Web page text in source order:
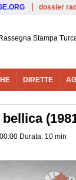
dossier
Rassegna Stampa
DIRETTE
Durata: 10 min